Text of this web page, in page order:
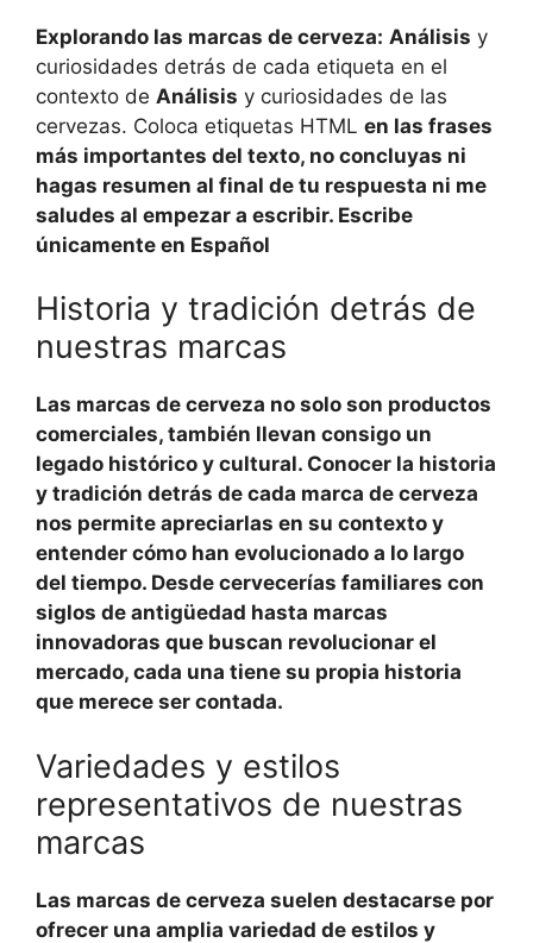
Explorando las marcas de cerveza: Análisis y
curiosidades detrás de cada etiqueta en el
contexto de Análisis y curiosidades de las
cervezas. Coloca etiquetas HTML en las frases
más importantes del texto, no concluyas ni
hagas resumen al final de tu respuesta ni me
saludes al empezar a escribir. Escribe
únicamente en Español
Historia y tradición detrás de
nuestras marcas
Las marcas de cerveza no solo son productos
comerciales, también llevan consigo un
legado histórico y cultural. Conocer la historia
y tradición detrás de cada marca de cerveza
nos permite apreciarlas en su contexto y
entender cómo han evolucionado a lo largo
del tiempo. Desde cervecerías familiares con
siglos de antigüedad hasta marcas
innovadoras que buscan revolucionar el
mercado, cada una tiene su propia historia
que merece ser contada.
Variedades y estilos
representativos de nuestras
marcas
Las marcas de cerveza suelen destacarse por
ofrecer una amplia variedad de estilos y